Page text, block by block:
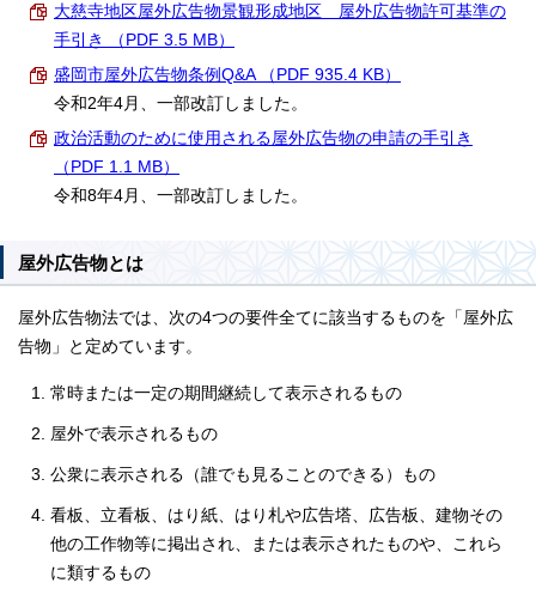
大慈寺地区屋外広告物景観形成地区 屋外広告物許可基準の
手引き （PDF 3.5 MB）
盛岡市屋外広告物条例Q&A （PDF 935.4 KB）
令和2年4月、一部改訂しました。
政治活動のために使用される屋外広告物の申請の手引き
（PDF 1.1 MB）
令和8年4月、一部改訂しました。
屋外広告物とは
屋外広告物法では、次の4つの要件全てに該当するものを「屋外広
告物」と定めています。
常時または一定の期間継続して表示されるもの
屋外で表示されるもの
公衆に表示される（誰でも見ることのできる）もの
看板、立看板、はり紙、はり札や広告塔、広告板、建物その
他の工作物等に掲出され、または表示されたものや、これら
に類するもの